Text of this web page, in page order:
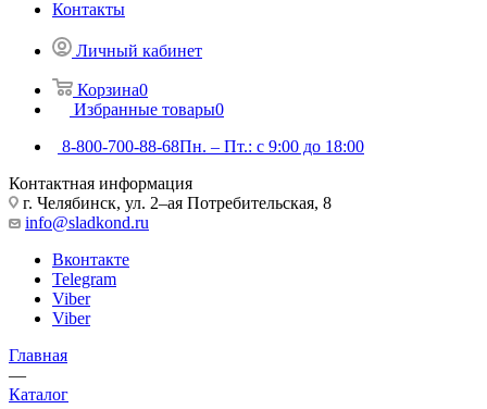
Контакты
Личный кабинет
Корзина0
Избранные товары0
8-800-700-88-68Пн. – Пт.: с 9:00 до 18:00
Контактная информация
г. Челябинск, ул. 2–ая Потребительская, 8
info@sladkond.ru
Вконтакте
Telegram
Viber
Viber
Главная
—
Каталог